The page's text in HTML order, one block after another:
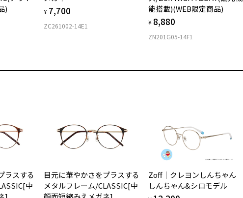
お気に入りリストはこちら
)
¥ 7,700
ZC261002-14E1
能搭載)(WEB限定商品)
¥ 8,880
ZN201G05-14F1
ラスする
中
目元に華やかさをプラスする
メタルフレーム/CLASSIC[中
Zoff｜クレヨンしんちゃん
しんちゃん&シロモデル